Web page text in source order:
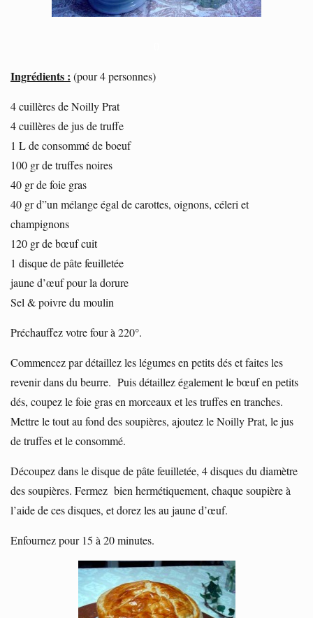
Ingrédients : (pour 4 personnes)
4 cuillères de Noilly Prat
4 cuillères de jus de truffe
1 L de consommé de boeuf
100 gr de truffes noires
40 gr de foie gras
40 gr d”un mélange égal de carottes, oignons, céleri et
champignons
120 gr de bœuf cuit
1 disque de pâte feuilletée
jaune d’œuf pour la dorure
Sel & poivre du moulin
Préchauffez votre four à 220°.
Commencez par détaillez les légumes en petits dés et faites les
revenir dans du beurre. Puis détaillez également le bœuf en petits
dés, coupez le foie gras en morceaux et les truffes en tranches.
Mettre le tout au fond des soupières, ajoutez le Noilly Prat, le jus
de truffes et le consommé.
Découpez dans le disque de pâte feuilletée, 4 disques du diamètre
des soupières. Fermez bien hermétiquement, chaque soupière à
l’aide de ces disques, et dorez les au jaune d’œuf.
Enfournez pour 15 à 20 minutes.